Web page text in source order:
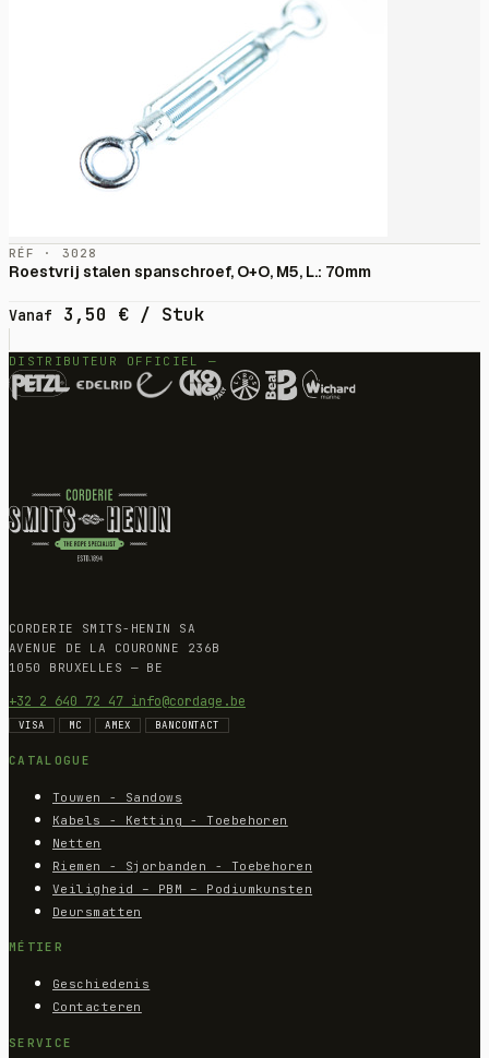
RÉF · 3028
Roestvrij stalen spanschroef, O+O, M5, L.: 70mm
Vanaf 3,50 € / Stuk
DISTRIBUTEUR OFFICIEL —
CORDERIE SMITS-HENIN SA
AVENUE DE LA COURONNE 236B
1050 BRUXELLES — BE
+32 2 640 72 47 info@cordage.be
VISA MC AMEX BANCONTACT
CATALOGUE
Touwen - Sandows
Kabels - Ketting - Toebehoren
Netten
Riemen - Sjorbanden - Toebehoren
Veiligheid – PBM – Podiumkunsten
Deursmatten
MÉTIER
Geschiedenis
Contacteren
SERVICE